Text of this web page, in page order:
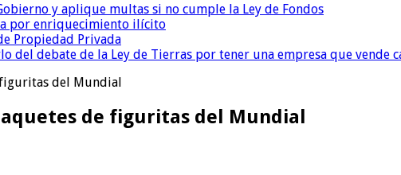
y aplique multas si no cumple la Ley de Fondos
por enriquecimiento ilícito
Propiedad Privada
del debate de la Ley de Tierras por tener una empresa que vende
del Mundial
de figuritas del Mundial